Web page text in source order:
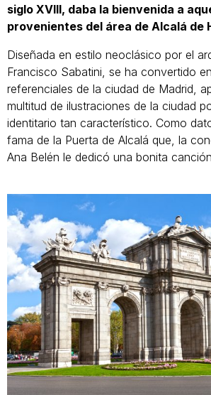
siglo XVIII, daba la bienvenida a
provenientes del área de Alcalá de
Diseñada en estilo neoclásico por el
Francisco Sabatini, se ha convertido
referenciales de la ciudad de Madrid,
multitud de ilustraciones de la ciudad
identitario tan característico. Como
fama de la Puerta de Alcalá que, la
Ana Belén le dedicó una bonita